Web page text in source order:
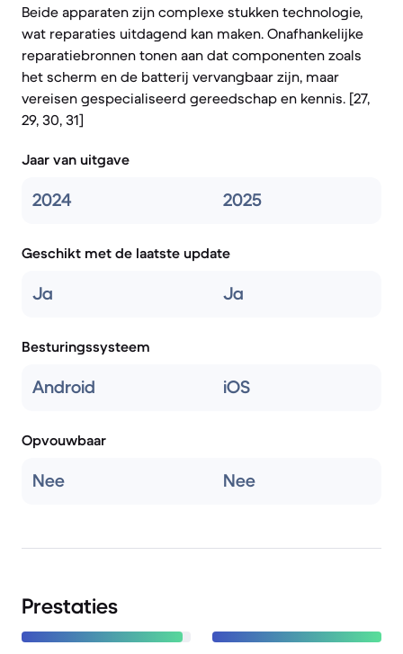
Beide apparaten zijn complexe stukken technologie,
wat reparaties uitdagend kan maken. Onafhankelijke
reparatiebronnen tonen aan dat componenten zoals
het scherm en de batterij vervangbaar zijn, maar
vereisen gespecialiseerd gereedschap en kennis. [27,
29, 30, 31]
Jaar van uitgave
2024 2025
Geschikt met de laatste update
Ja Ja
Besturingssysteem
Android iOS
Opvouwbaar
Nee Nee
Prestaties